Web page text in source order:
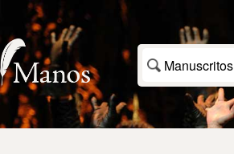
Manuscritos